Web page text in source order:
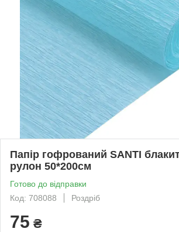
Папір гофрований SANTI
рулон 50*200см
Готово до відправки
Код: 708088
Роздріб
75 ₴